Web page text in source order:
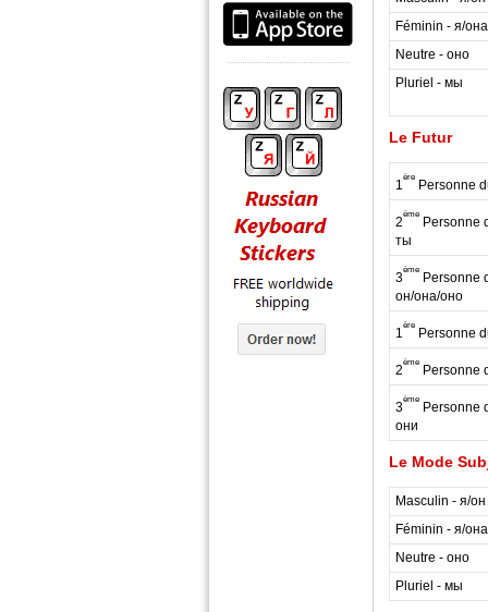
Féminin - я/она
Neutre - оно
Pluriel - мы
Le Futur
1
ère
Personne
2
ème
Personne
ты
3
ème
Personne
он/она/оно
1
ère
Personne
2
ème
Personne
3
ème
Personne
они
Le Mode
Masculin - я/он
Féminin - я/она
Neutre - оно
Pluriel - мы